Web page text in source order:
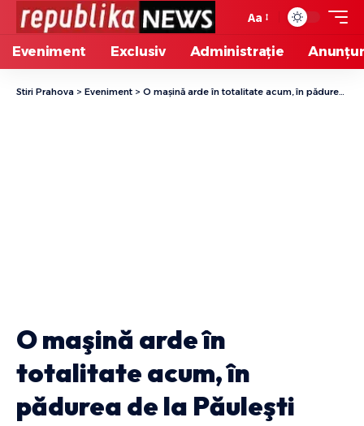
Font
Resizer
Aa
Eveniment Exclusiv Administrație
Stiri Prahova > Eveniment > O maşină arde în totalitate acum, în pădurea de la Păuleşti
O maşină arde în
totalitate acum, în
pădurea de la Păuleşti